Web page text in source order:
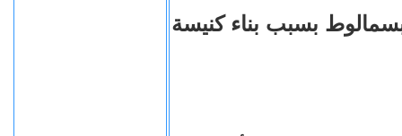
بسبب بناء كنيسة